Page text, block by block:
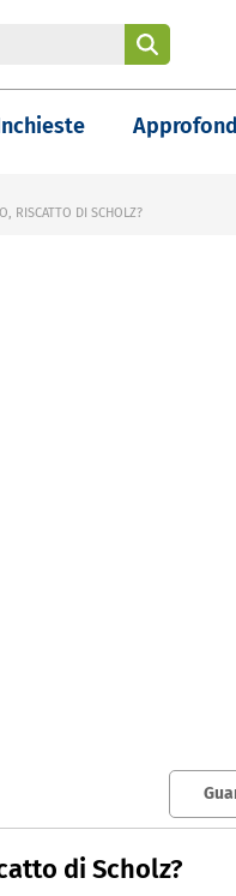
RISCATTO DI SCHOLZ?
di Scholz?